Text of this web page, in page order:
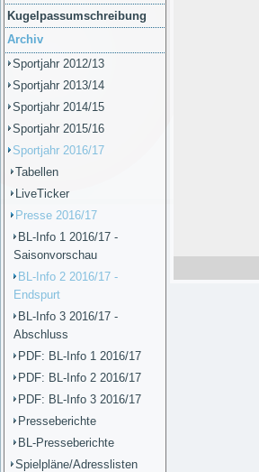
Kugelpassumschreibung
Archiv
Sportjahr 2012/13
Sportjahr 2013/14
Sportjahr 2014/15
Sportjahr 2015/16
Sportjahr 2016/17
Tabellen
LiveTicker
Presse 2016/17
BL-Info 1 2016/17 -
Saisonvorschau
BL-Info 2 2016/17 -
Endspurt
BL-Info 3 2016/17 -
Abschluss
PDF: BL-Info 1 2016/17
PDF: BL-Info 2 2016/17
PDF: BL-Info 3 2016/17
Presseberichte
BL-Presseberichte
Spielpläne/Adresslisten